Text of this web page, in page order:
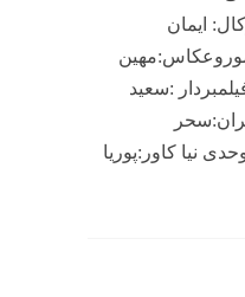
ایمان
:سعید
نیا کاور:پوریا